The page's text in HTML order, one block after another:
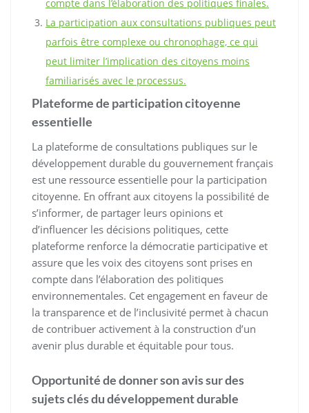
compte dans l’élaboration des politiques finales.
La participation aux consultations publiques peut
parfois être complexe ou chronophage, ce qui
peut limiter l’implication des citoyens moins
familiarisés avec le processus.
Plateforme de participation citoyenne
essentielle
La plateforme de consultations publiques sur le
développement durable du gouvernement français
est une ressource essentielle pour la participation
citoyenne. En offrant aux citoyens la possibilité de
s’informer, de partager leurs opinions et
d’influencer les décisions politiques, cette
plateforme renforce la démocratie participative et
assure que les voix des citoyens sont prises en
compte dans l’élaboration des politiques
environnementales. Cet engagement en faveur de
la transparence et de l’inclusivité permet à chacun
de contribuer activement à la construction d’un
avenir plus durable et équitable pour tous.
Opportunité de donner son avis sur des
sujets clés du développement durable